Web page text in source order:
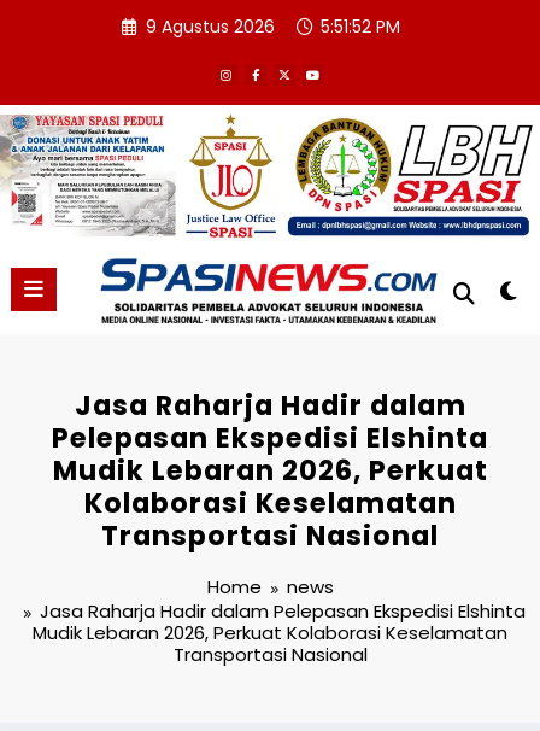
9 Agustus 2026 5:51:53 PM
Jasa Raharja Hadir dalam
Pelepasan Ekspedisi Elshinta
Mudik Lebaran 2026, Perkuat
Kolaborasi Keselamatan
Transportasi Nasional
Home
news
Jasa Raharja Hadir dalam Pelepasan Ekspedisi Elshinta
Mudik Lebaran 2026, Perkuat Kolaborasi Keselamatan
Transportasi Nasional